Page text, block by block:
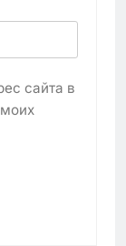
сайта в